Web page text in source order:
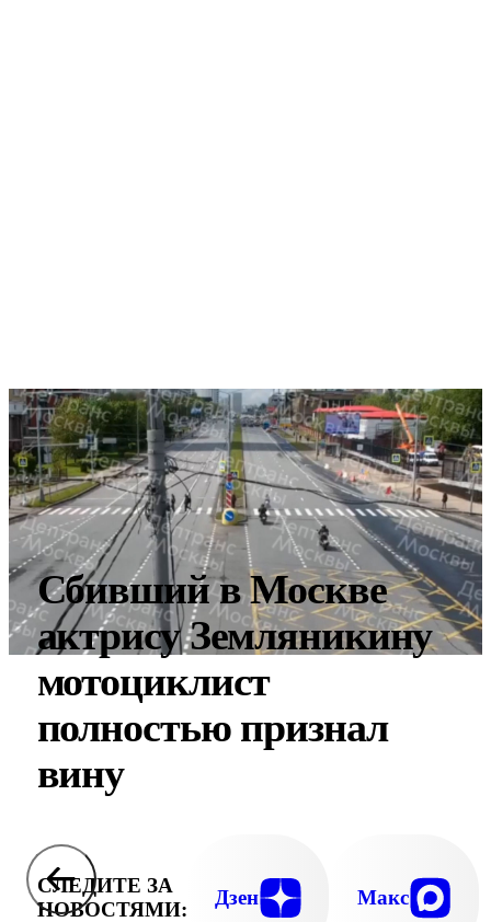
Сбивший в Москве
актрису Земляникину
мотоциклист
полностью признал
вину
СЛЕДИТЕ ЗА
НОВОСТЯМИ:
Дзен Макс